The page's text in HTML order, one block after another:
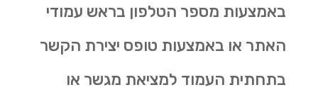
באמצעות מספר הטלפון בראש עמודי
האתר או באמצעות טופס יצירת הקשר
בתחתית העמוד למציאת מגשר או